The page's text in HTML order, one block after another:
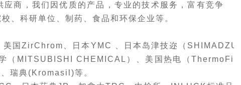
应商，我们因优质的产品，专业的技术服务，富有竞争
、科研单位、制药 食品和环保企业 等 。
美国ZirChrom、 日本 YMC 、 日本岛津技迩（
（ MITSUBISHI CHEMICAL）、美国热电 （
瑞典( Kromasil )等。